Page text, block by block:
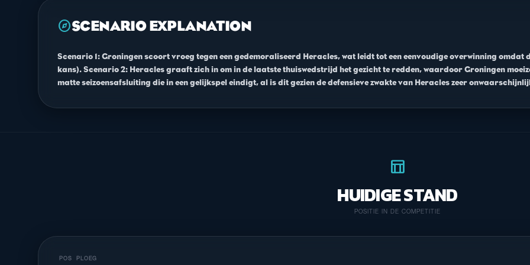
exploreSCENARIO EXPLANATION
Scenario 1: Groningen scoort vroeg tegen een gedemoraliseerd Heracles, wat leidt tot een eenvoudige overwinning
kans). Scenario 2: Heracles graaft zich in om in de laatste thuiswedstrijd het gezicht te redden, waardoor Groningen
matte seizoensafsluiting die in een gelijkspel eindigt, al is dit gezien de defensieve zwakte van Heracles zeer
table_chart
HUIDIGE STAND
POSITIE IN DE COMPETITIE
POS PLOEG